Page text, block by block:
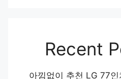
Recent
아낌없이 추천 LG 77